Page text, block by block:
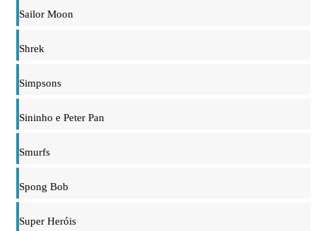
Sailor Moon
Shrek
Simpsons
Sininho e Peter Pan
Smurfs
Spong Bob
Super Heróis